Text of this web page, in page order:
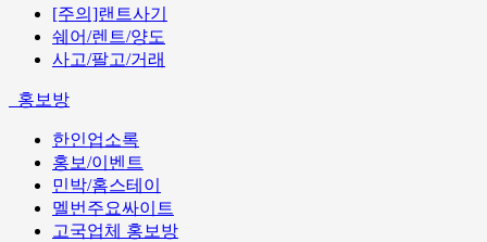
[주의]랜트사기
쉐어/렌트/양도
사고/팔고/거래
홍보방
한인업소록
홍보/이벤트
민박/홈스테이
멜번주요싸이트
고국업체 홍보방